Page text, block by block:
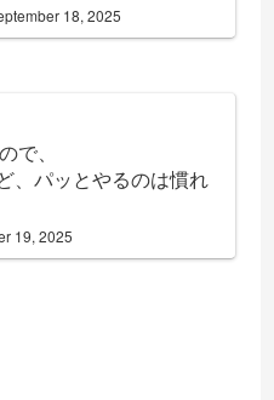
18, 2025
で、
、パッとやるのは慣れ
19, 2025